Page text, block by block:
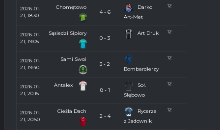
2026-01-
21, 18:30
Chomętowo
4 - 6
Darko
Art-Met
12
2026-01-
21, 19:05
Sąsiedzi Sipiory
0 - 3
Art Druk 12
2026-01-
21, 19:40
Sami Swoi
3 - 2
Bombardierzy
12
2026-01-
21, 20:15
Antałex
8 - 1
Soł.
Słębowo
12
2026-01-
21, 20:50
Cieśla Dach
2 - 4
Rycerze
z Jadownik
12